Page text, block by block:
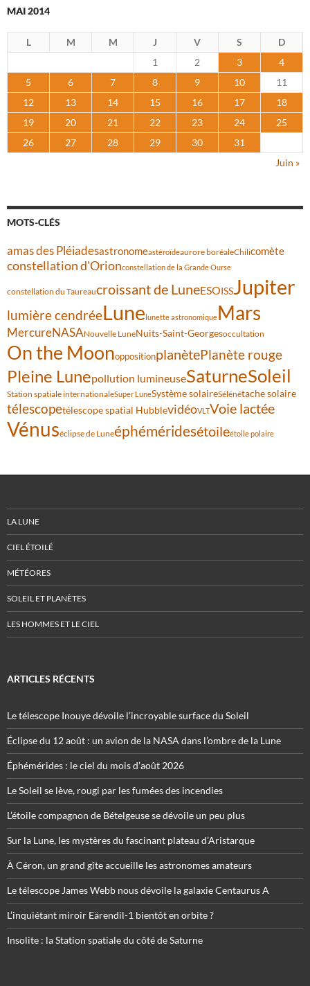
MAI 2014
L M M J V S
D
1
2 3
4
5
6 7 8 9 10
11
12
13 14 15 16 17
18
19
20 21 22 23 24
25
26
27 28 29 30
31
Juin »
MOTS-CLÉS
amas des Pléiadesastronomeastéroïdeaurore boréaleChilicomète
constellation d'Orionconstellation de la Grande Ourse
constellation du Taureaucroissant de LuneESOISSJupiter
lumière cendréeLune lunette astronomiqueMars
MercureNASANouvelle LuneNuits-Saint-Georgesoccultation
On the MoonoppositionplanètePlanète rouge
Pleine Lunepollution lumineuseSaturneSoleil
Station spatiale internationaleSuper LuneSystème solaireSélénétache solaire
télescopetélescope spatial HubblevidéoVLTVoie lactée
Vénuséclipse de Luneéphéméridesétoileétoile polaire
LA LUNE
CIEL ÉTOILÉ
MÉTÉORES
SOLEIL ET PLANÈTES
LES HOMMES ET LE CIEL
ARTICLES RÉCENTS
Le télescope Inouye dévoile l’incroyable surface du Soleil
Éclipse du 12 août : un avion de la NASA dans l’ombre de la Lune
Éphémérides : le ciel du mois d’août 2026
Le Soleil se lève, rougi par les fumées des incendies
L’étoile compagnon de Bételgeuse se dévoile un peu plus
Sur la Lune, les mystères du fascinant plateau d’Aristarque
À Céron, un grand gîte accueille les astronomes amateurs
Le télescope James Webb nous dévoile la galaxie Centaurus A
L’inquiétant miroir Eärendil-1 bientôt en orbite ?
Insolite : la Station spatiale du côté de Saturne